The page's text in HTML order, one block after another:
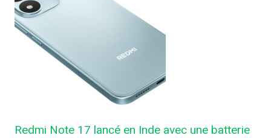
Redmi Note 17 lancé en Inde avec une batterie